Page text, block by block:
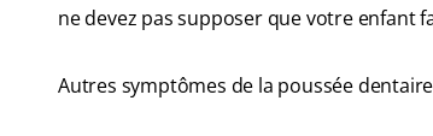
ne devez pas supposer que votre enfant
Autres symptômes de la poussée